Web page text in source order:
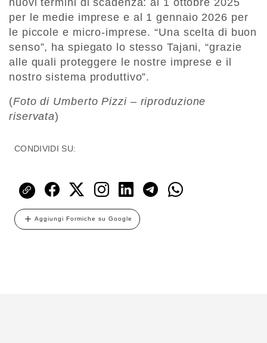
nuovi termini di scadenza: al 1 ottobre 2025
per le medie imprese e al 1 gennaio 2026 per
le piccole e micro-imprese. “Una scelta di buon
senso”, ha spiegato lo stesso Tajani, “grazie
alle quali proteggere le nostre imprese e il
nostro sistema produttivo”.
(Foto di Umberto Pizzi – riproduzione
riservata)
CONDIVIDI SU:
Aggiungi Formiche su Google